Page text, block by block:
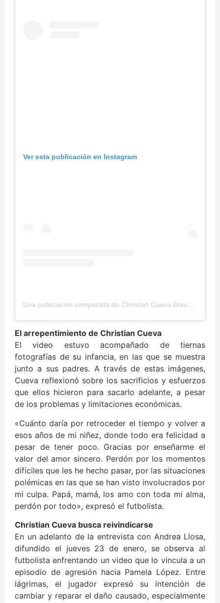
Ver esta publicación en Instagram
El arrepentimiento de Christian Cueva
El video estuvo acompañado de tiernas
fotografías de su infancia, en las que se muestra
junto a sus padres. A través de estas imágenes,
Cueva reflexionó sobre los sacrificios y esfuerzos
que ellos hicieron para sacarlo adelante, a pesar
de los problemas y limitaciones económicas.
«Cuánto daría por retroceder el tiempo y volver a
esos años de mi niñez, donde todo era felicidad a
pesar de tener poco. Gracias por enseñarme el
valor del amor sincero. Perdón por los momentos
difíciles que les he hecho pasar, por las situaciones
polémicas en las que se han visto involucrados por
mi culpa. Papá, mamá, los amo con toda mi alma,
perdón por todo», expresó el futbolista.
Christian Cueva busca reivindicarse
En un adelanto de la entrevista con Andrea Llosa,
difundido el jueves 23 de enero, se observa al
futbolista enfrentando un video que lo vincula a un
episodio de agresión hacia Pamela López. Entre
lágrimas, el jugador expresó su intención de
cambiar y reparar el daño causado, especialmente